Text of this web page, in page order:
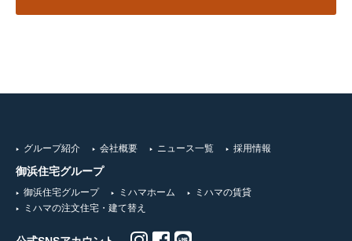
グループ紹介 会社概要 ニュース一覧 採用情報
御浜住宅グループ
御浜住宅グループ ミハマホーム
ミハマの賃貸
ミハマの注文住宅・建て替え